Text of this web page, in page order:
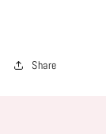
Share